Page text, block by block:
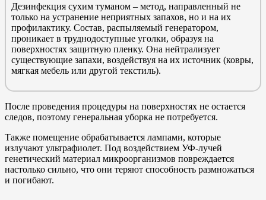
Дезинфекция сухим туманом – метод, направленный не
только на устранение неприятных запахов, но и на их
профилактику. Состав, распыляемый генератором,
проникает в труднодоступные уголки, образуя на
поверхностях защитную пленку. Она нейтрализует
существующие запахи, воздействуя на их источник (ковры,
мягкая мебель или другой текстиль).
После проведения процедуры на поверхностях не остается
следов, поэтому генеральная уборка не потребуется.
Также помещение обрабатывается лампами, которые
излучают ультрафиолет. Под воздействием УФ-лучей
генетический материал микроорганизмов повреждается
настолько сильно, что они теряют способность размножаться
и погибают.